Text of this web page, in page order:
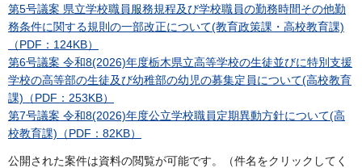
第5号議案 県立学校職員服務規程及び学校職員の勤務時間その他勤
務条件に関する規則の一部改正について(教育政策課・高校教育課)
（PDF：124KB）
第6号議案 令和8(2026)年度栃木県立高等学校の生徒並びに特別支援
学校の高等部の生徒及び幼稚部の幼児の募集定員について(高校教育
課)（PDF：253KB）
第7号議案 令和8(2026)年度公立学校職員定期異動方針について(高
校教育課)（PDF：82KB）
公開された案件は資料の閲覧が可能です。（件名をクリックしてく